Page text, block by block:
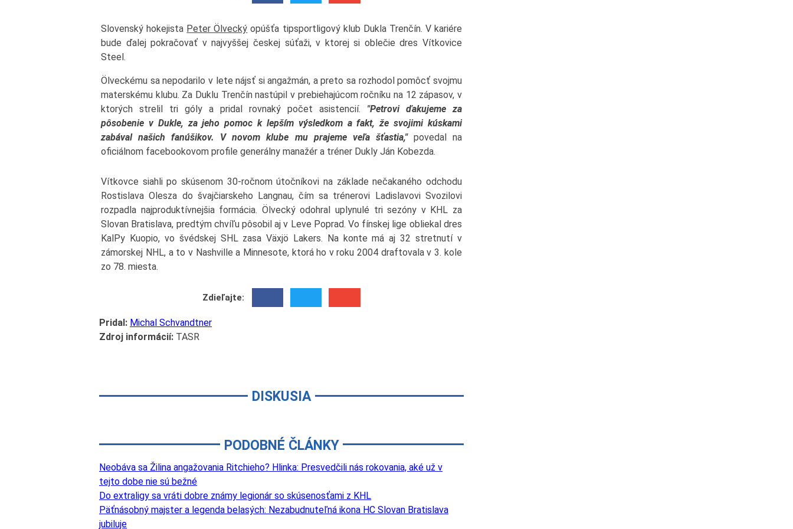
Slovenský hokejista Peter Ölvecký opúšťa tipsportligový klub Dukla Trenčín. V kariére
bude ďalej pokračovať v najvyššej českej súťaži, v ktorej si oblečie dres Vítkovice
Steel.
Ölveckému sa nepodarilo v lete nájsť si angažmán, a preto sa rozhodol pomôcť svojmu
materskému klubu. Za Duklu Trenčín nastúpil v prebiehajúcom ročníku na 12 zápasov, v
ktorých strelil tri góly a pridal rovnaký počet asistencií. "Petrovi ďakujeme za
pôsobenie v Dukle, za jeho pomoc k lepším výsledkom a fakt, že svojimi kúskami
zabával našich fanúšikov. V novom klube mu prajeme veľa šťastia,"povedal na
oficiálnom facebookovom profile generálny manažér a tréner Dukly Ján Kobezda.
Vítkovce siahli po skúsenom 30-ročnom útočníkovi na základe nečakaného odchodu
Rostislava Olesza do švajčiarskeho Langnau, čím sa trénerovi Ladislavovi Svozilovi
rozpadla najproduktívnejšia formácia. Ölvecký odohral uplynulé tri sezóny v KHL za
Slovan Bratislava, predtým chvíľu pôsobil aj v Leve Poprad. Vo fínskej lige obliekal dres
KalPy Kuopio, vo švédskej SHL zasa Växjö Lakers. Na konte má aj 32 stretnutí v
zámorskej NHL, a to v Nashville a Minnesote, ktorá ho v roku 2004 draftovala v 3. kole
zo 78. miesta.
Zdieľajte:
Pridal: Michal Schvandtner
Zdroj informácií: TASR
DISKUSIA
PODOBNÉ ČLÁNKY
Neobáva sa Žilina angažovania Ritchieho? Hlinka: Presvedčili nás rokovania, aké už v
tejto dobe nie sú bežné
Do extraligy sa vráti dobre známy legionár so skúsenosťami z KHL
Päťnásobný majster a legenda belasých: Nezabudnuteľná ikona HC Slovan Bratislava
jubiluje